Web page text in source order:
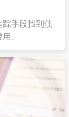
踪手段找到债
。